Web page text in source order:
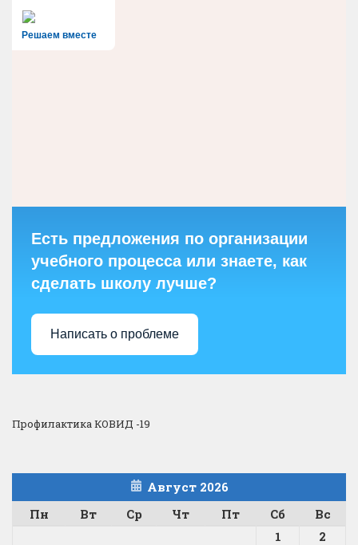
Решаем вместе
Есть предложения по организации
учебного процесса или знаете, как
сделать школу лучше?
Написать о проблеме
Профилактика КОВИД -19
Август 2026
Пн
Вт Ср Чт Пт Сб
Вс
1
2